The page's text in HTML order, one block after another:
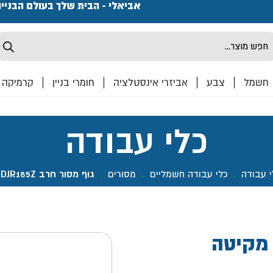
אביאלי - הבית שלך בעולם
חשמל צבע אביזרי אינסטלציה חומרי בניין קרמיקה
כלי עבודה
עבודה . כלי עבודה חשמליים . מסורים . גוף מסור חרב DJR185Z נטען 18V- מקיטה